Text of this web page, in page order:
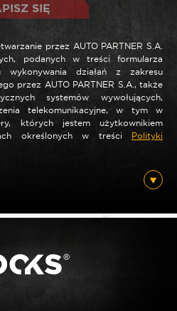
SIĘ
przez AUTO PARTNER S.A.
podanych w treści formularza
działań z zakresu
przez AUTO PARTNER S.A., także
systemów wywołujących,
telekomunikacyjne, w tym w
których jestem użytkownikiem
określonych w treści Polityki